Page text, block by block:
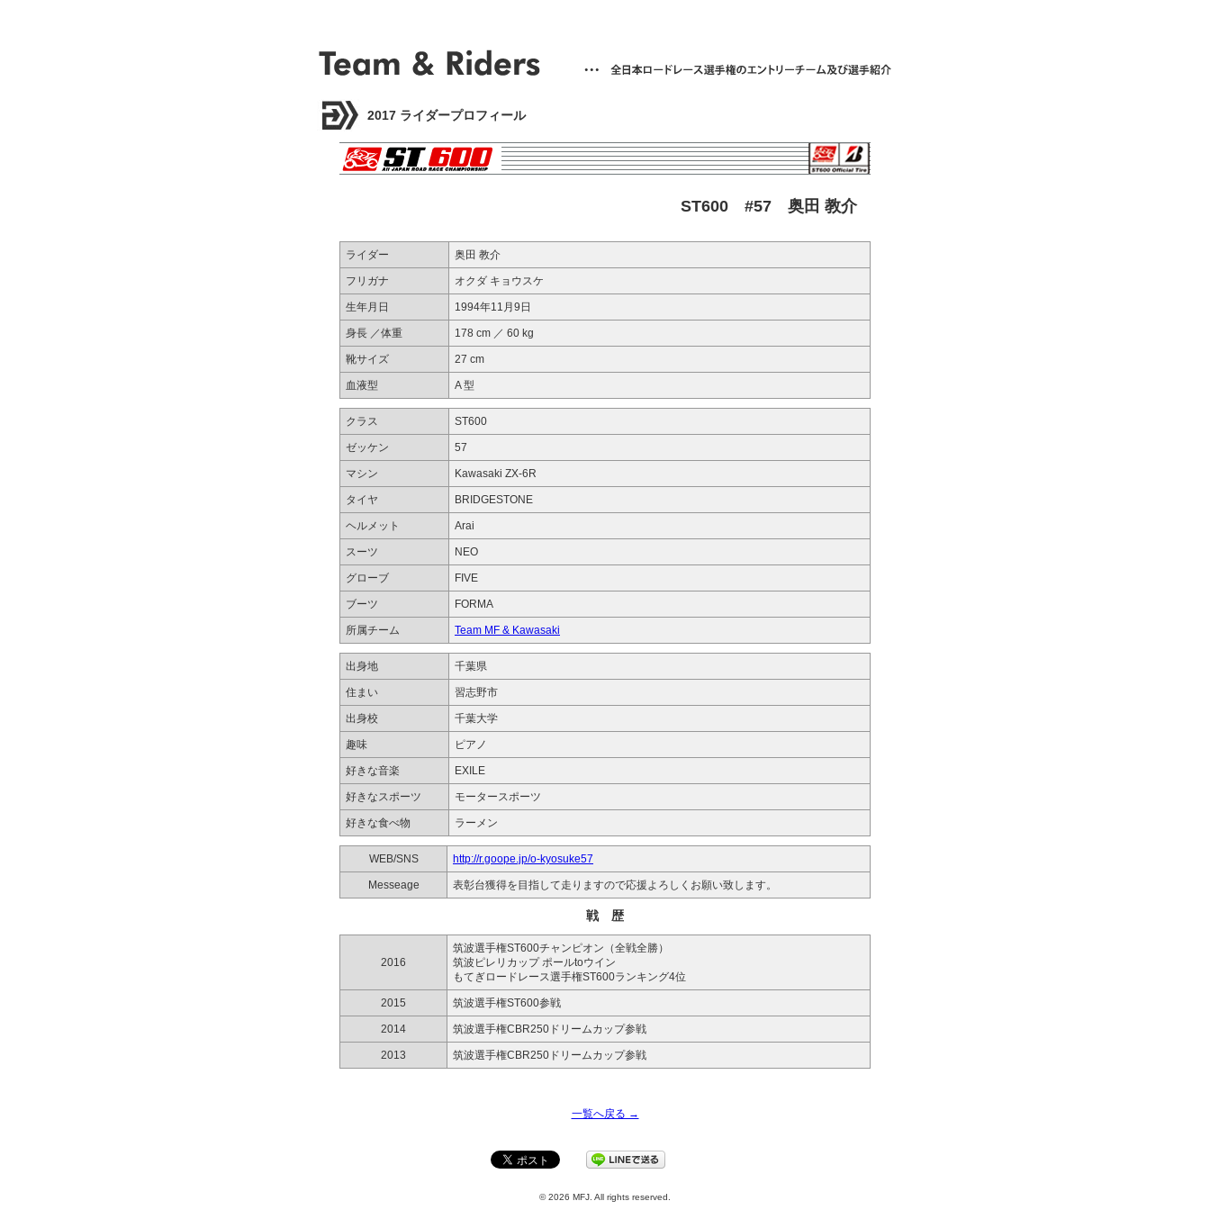
2017 ライダープロフィール
ST600 #57 奥田 教介
ライダー 奥田 教介
フリガナ オクダ キョウスケ
生年月日 1994年11月9日
身長 ／体重 178 cm ／ 60 kg
靴サイズ 27 cm
血液型 A 型
クラス ST600
ゼッケン 57
マシン Kawasaki ZX-6R
タイヤ BRIDGESTONE
ヘルメット Arai
スーツ NEO
グローブ FIVE
ブーツ FORMA
所属チーム Team MF & Kawasaki
出身地 千葉県
住まい 習志野市
出身校 千葉大学
趣味 ピアノ
好きな音楽 EXILE
好きなスポーツ モータースポーツ
好きな食べ物 ラーメン
WEB/SNS http://r.goope.jp/o-kyosuke57
Messeage 表彰台獲得を目指して走りますので応援よろしくお願い致します。
戦 歴
2016
筑波選手権ST600チャンピオン（全戦全勝）
筑波ピレリカップ ポールtoウイン
もてぎロードレース選手権ST600ランキング4位
2015 筑波選手権ST600参戦
2014 筑波選手権CBR250ドリームカップ参戦
2013 筑波選手権CBR250ドリームカップ参戦
一覧へ戻る →
© 2026 MFJ. All rights reserved.